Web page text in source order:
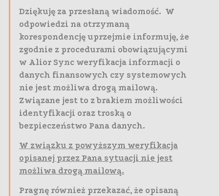
Dziękuję za przesłaną wiadomość. W
odpowiedzi na otrzymaną
korespondencję uprzejmie informuję, że
zgodnie z procedurami obowiązującymi
w Alior Sync weryfikacja informacji o
danych finansowych czy systemowych
nie jest możliwa drogą mailową.
Związane jest to z brakiem możliwości
identyfikacji oraz troską o
bezpieczeństwo Pana danych.
W związku z powyższym weryfikacja
opisanej przez Pana sytuacji nie jest
możliwa drogą mailową.
Pragnę również przekazać, że opisaną